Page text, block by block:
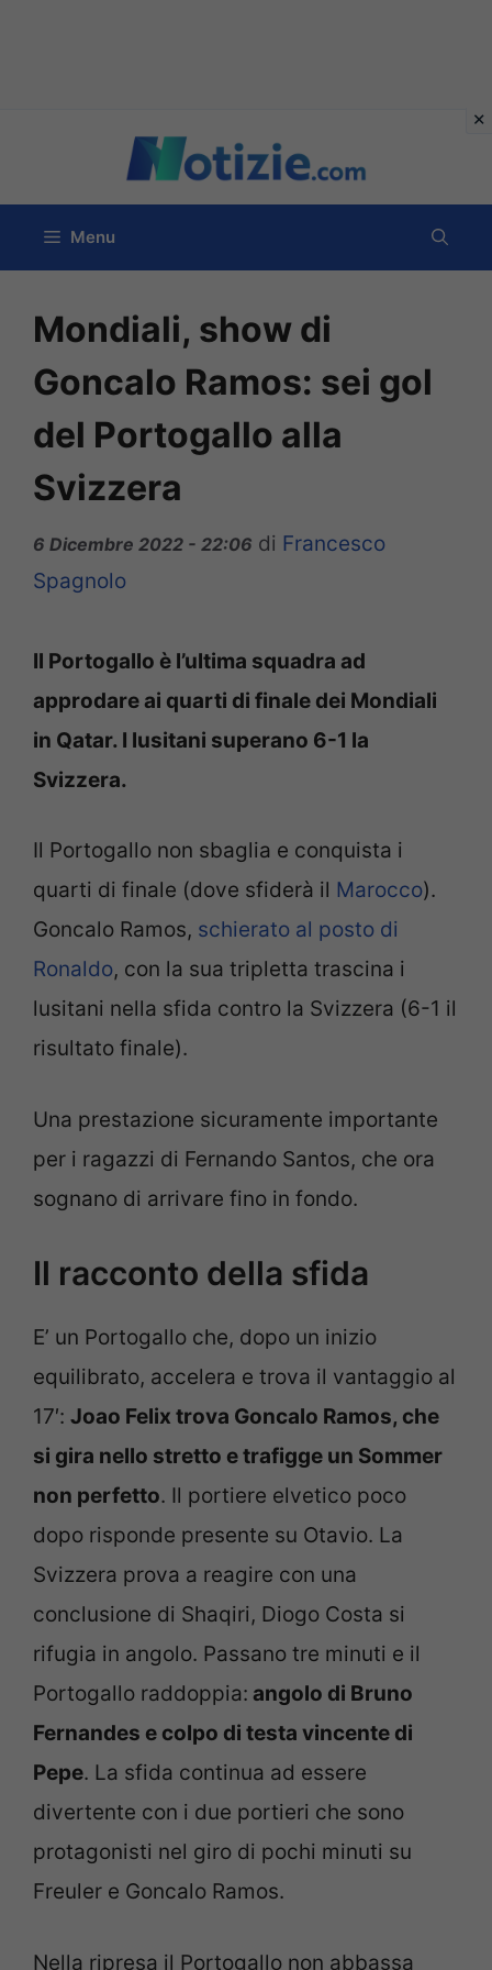
contenuto
Menu
Mondiali, show di
Goncalo Ramos: sei gol
del Portogallo alla
Svizzera
6 Dicembre 2022 - 22:06 di Francesco
Spagnolo
Il Portogallo è l’ultima squadra ad
approdare ai quarti di finale dei Mondiali
in Qatar. I lusitani superano 6-1 la
Svizzera.
Il Portogallo non sbaglia e conquista i
quarti di finale (dove sfiderà il Marocco).
Goncalo Ramos, schierato al posto di
Ronaldo, con la sua tripletta trascina i
lusitani nella sfida contro la Svizzera (6-1 il
risultato finale).
Una prestazione sicuramente importante
per i ragazzi di Fernando Santos, che ora
sognano di arrivare fino in fondo.
Il racconto della sfida
E’ un Portogallo che, dopo un inizio
equilibrato, accelera e trova il vantaggio al
17′: Joao Felix trova Goncalo Ramos, che
si gira nello stretto e trafigge un Sommer
non perfetto. Il portiere elvetico poco
dopo risponde presente su Otavio. La
Svizzera prova a reagire con una
conclusione di Shaqiri, Diogo Costa si
rifugia in angolo. Passano tre minuti e il
Portogallo raddoppia: angolo di Bruno
Fernandes e colpo di testa vincente di
Pepe. La sfida continua ad essere
divertente con i due portieri che sono
protagonisti nel giro di pochi minuti su
Freuler e Goncalo Ramos.
Nella ripresa il Portogallo non abbassa